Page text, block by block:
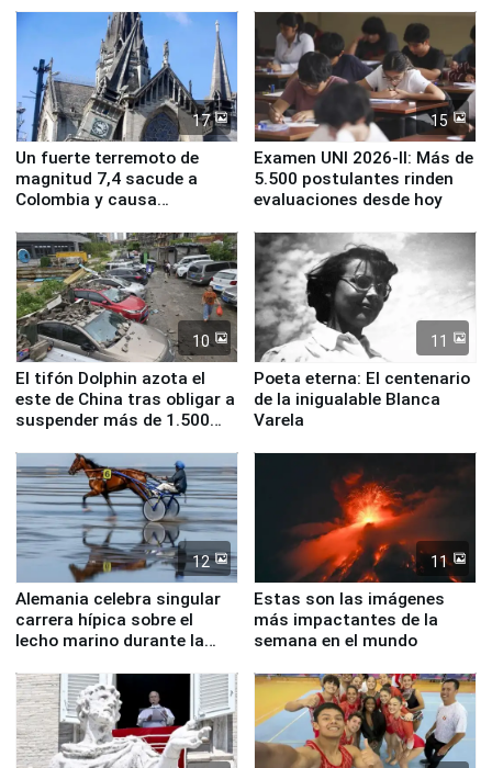
17
Un fuerte terremoto de
magnitud 7,4 sacude a
Colombia y causa
15
Examen UNI 2026-II: Más de
5.500 postulantes rinden
evaluaciones desde hoy
10
El tifón Dolphin azota el
este de China tras obligar a
suspender más de 1.500
11
Poeta eterna: El centenario
de la inigualable Blanca
Varela
12
Alemania celebra singular
carrera hípica sobre el
lecho marino durante la
11
Estas son las imágenes
más impactantes de la
semana en el mundo